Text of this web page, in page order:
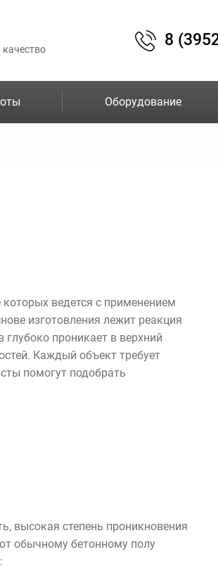
качество
8
Оборудование
ведется с применением
изготовления лежит реакция
проникает в верхний
Каждый объект требует
помогут подобрать
высокая степень проникновения
обычному бетонному полу